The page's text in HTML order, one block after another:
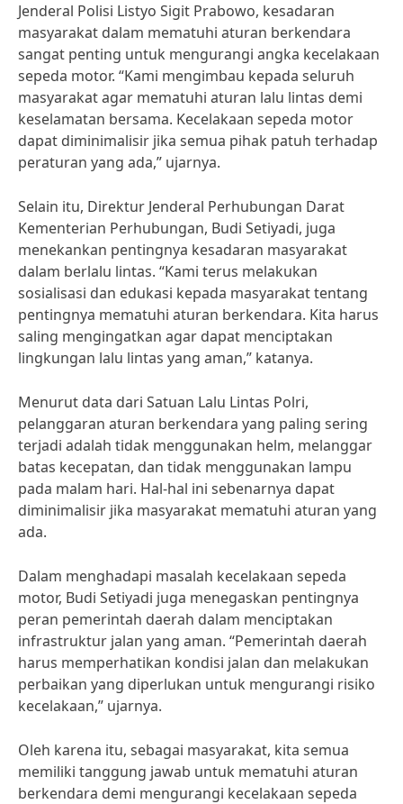
Jenderal Polisi Listyo Sigit Prabowo, kesadaran
masyarakat dalam mematuhi aturan berkendara
sangat penting untuk mengurangi angka kecelakaan
sepeda motor. “Kami mengimbau kepada seluruh
masyarakat agar mematuhi aturan lalu lintas demi
keselamatan bersama. Kecelakaan sepeda motor
dapat diminimalisir jika semua pihak patuh terhadap
peraturan yang ada,” ujarnya.
Selain itu, Direktur Jenderal Perhubungan Darat
Kementerian Perhubungan, Budi Setiyadi, juga
menekankan pentingnya kesadaran masyarakat
dalam berlalu lintas. “Kami terus melakukan
sosialisasi dan edukasi kepada masyarakat tentang
pentingnya mematuhi aturan berkendara. Kita harus
saling mengingatkan agar dapat menciptakan
lingkungan lalu lintas yang aman,” katanya.
Menurut data dari Satuan Lalu Lintas Polri,
pelanggaran aturan berkendara yang paling sering
terjadi adalah tidak menggunakan helm, melanggar
batas kecepatan, dan tidak menggunakan lampu
pada malam hari. Hal-hal ini sebenarnya dapat
diminimalisir jika masyarakat mematuhi aturan yang
ada.
Dalam menghadapi masalah kecelakaan sepeda
motor, Budi Setiyadi juga menegaskan pentingnya
peran pemerintah daerah dalam menciptakan
infrastruktur jalan yang aman. “Pemerintah daerah
harus memperhatikan kondisi jalan dan melakukan
perbaikan yang diperlukan untuk mengurangi risiko
kecelakaan,” ujarnya.
Oleh karena itu, sebagai masyarakat, kita semua
memiliki tanggung jawab untuk mematuhi aturan
berkendara demi mengurangi kecelakaan sepeda